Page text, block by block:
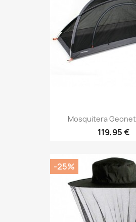
Mosquitera
Precio
119,95 €
-25%